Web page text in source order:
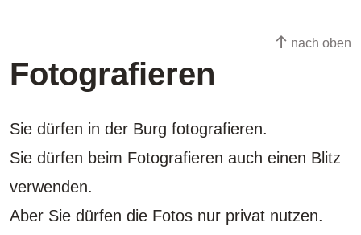
nach oben
Fotografieren
Sie dürfen in der Burg fotografieren.
Sie dürfen beim Fotografieren auch einen Blitz
verwenden.
Aber Sie dürfen die Fotos nur privat nutzen.